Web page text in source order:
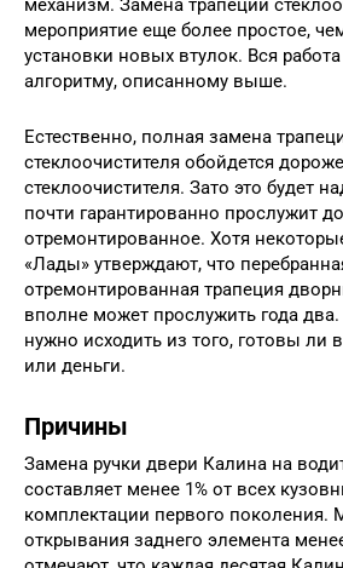
механизм. Замена трапеции
мероприятие еще более простое,
установки новых втулок. Вся
алгоритму, описанному выше.
Естественно, полная замена
стеклоочистителя обойдется
стеклоочистителя. Зато это будет
почти гарантированно прослужит
отремонтированное. Хотя
«Лады» утверждают, что
отремонтированная трапеция
вполне может прослужить года
нужно исходить из того, готовы ли
или деньги.
Причины
Замена ручки двери Калина на
составляет менее 1% от всех
комплектации первого поколения.
открывания заднего элемента